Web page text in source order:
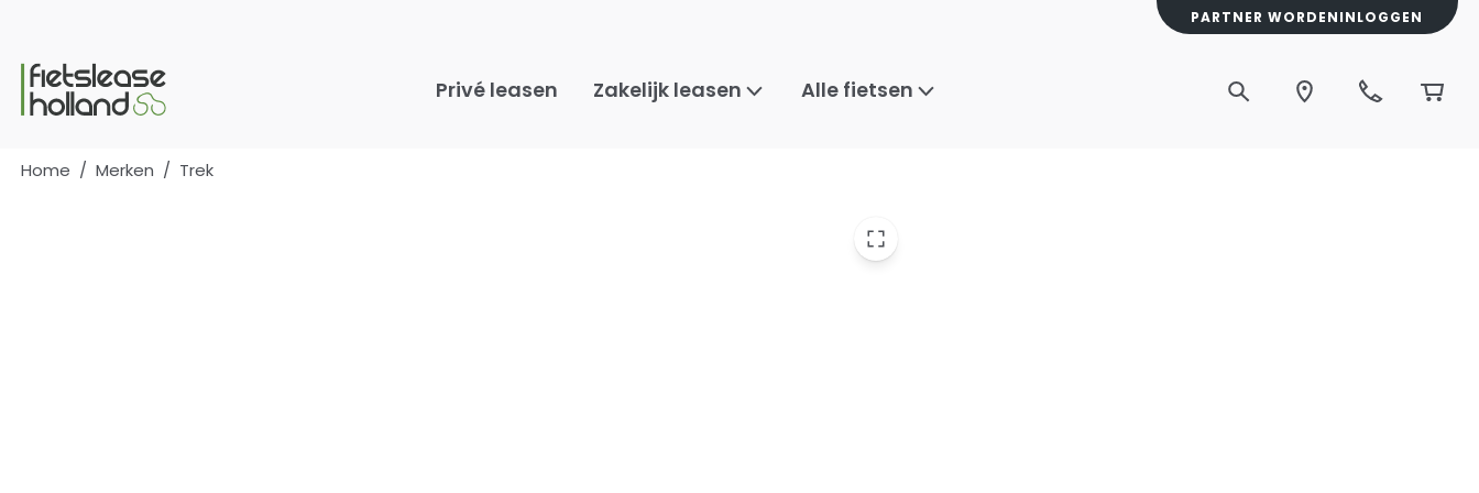
PARTNER WORDENINLOGGEN
Privé leasen Zakelijk leasen Alle fietsen
Home / Merken / Trek